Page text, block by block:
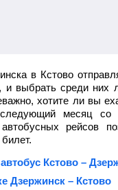
в Кстово
и выбрать среди них
хотите ли вы
месяц со
рейсов
Кстово –
Дзержинск – Кстово